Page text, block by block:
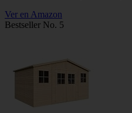
Ver en Amazon
Bestseller No. 5